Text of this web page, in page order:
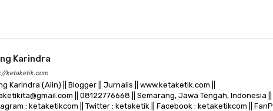
Karindra
ketaketik.com
Karindra (Alin) || Blogger || Jurnalis || www.ketaketik.com ||
|| 08122776668 || Semarang, Jawa Tengah, Indonesia ||
: ketaketikcom || Twitter : ketaketik || Facebook : ketaketikcom ||